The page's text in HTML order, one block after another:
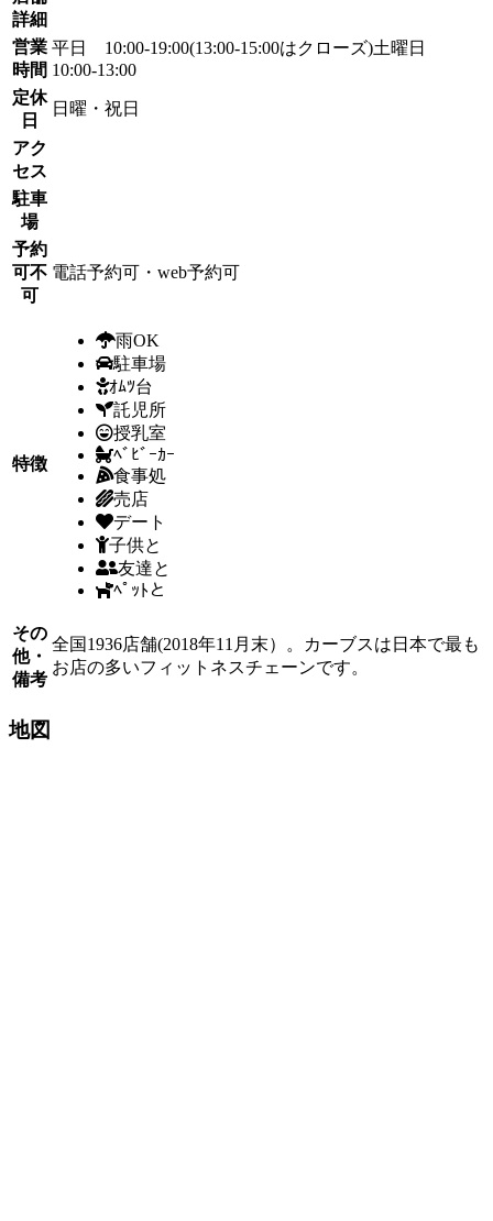
詳細
営業
時間
平日 10:00-19:00(13:00-15:00はクローズ)土曜日
10:00-13:00
定休
日
日曜・祝日
アク
セス
駐車
場
予約
可不
可
電話予約可・web予約可
特徴
雨OK
駐車場
ｵﾑﾂ台
託児所
授乳室
ﾍﾞﾋﾞｰｶｰ
食事処
売店
デート
子供と
友達と
ﾍﾟｯﾄと
その
他・
備考
全国1936店舗(2018年11月末）。カーブスは日本で最も
お店の多いフィットネスチェーンです。
地図